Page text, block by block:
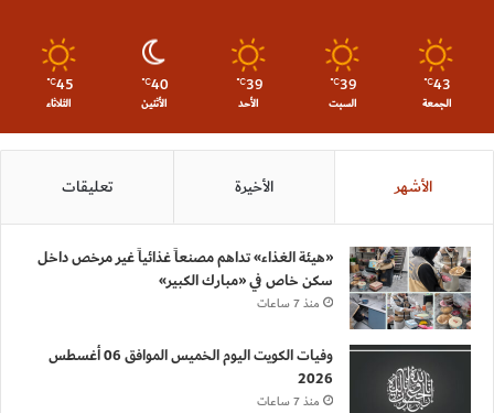
43
℃
الجمعة
39
℃
السبت
39
℃
الأحد
40
℃
الأثنين
45
℃
الثلاثاء
الأشهر الأخيرة تعليقات
«هيئة الغذاء» تداهم مصنعاً غذائياً غير مرخص داخل
سكن خاص في «مبارك الكبير»
منذ 7 ساعات
وفيات الكويت اليوم الخميس الموافق 06 أغسطس
2026
منذ 7 ساعات